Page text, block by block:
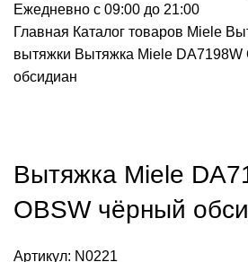
Ежедневно с 09:00 до 21:00
Главная Каталог товаров Miele
вытяжки Вытяжка Miele DA7198W
обсидиан
Вытяжка Miele
OBSW чёрный
Артикул: N0221